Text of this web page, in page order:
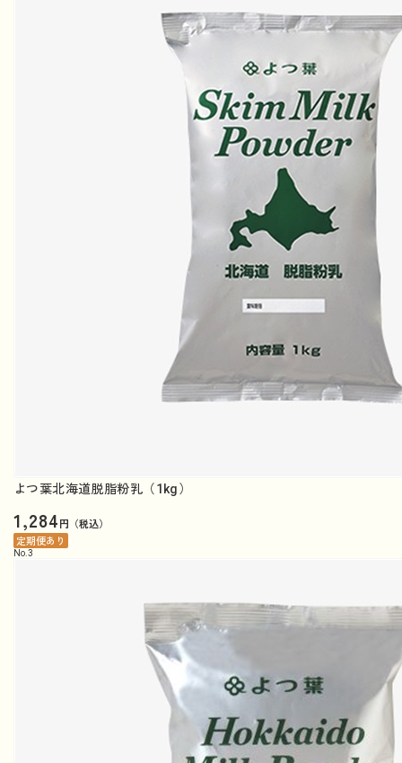
よつ葉北海道脱脂粉乳（1kg）
1,284円（税込）
定期便あり
No. 3